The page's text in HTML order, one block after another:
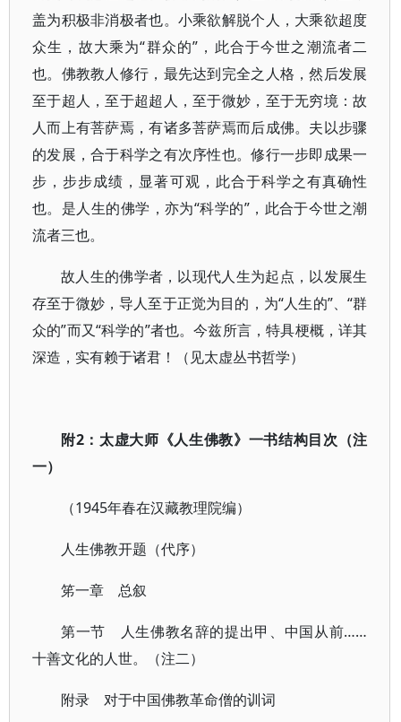
盖为积极非消极者也。小乘欲解脱个人，大乘欲超度
众生，故大乘为“群众的”，此合于今世之潮流者二
也。佛教教人修行，最先达到完全之人格，然后发展
至于超人，至于超超人，至于微妙，至于无穷境：故
人而上有菩萨焉，有诸多菩萨焉而后成佛。夫以步骤
的发展，合于科学之有次序性也。修行一步即成果一
步，步步成绩，显著可观，此合于科学之有真确性
也。是人生的佛学，亦为“科学的”，此合于今世之潮
流者三也。
故人生的佛学者，以现代人生为起点，以发展生
存至于微妙，导人至于正觉为目的，为“人生的”、“群
众的”而又“科学的”者也。今兹所言，特具梗概，详其
深造，实有赖于诸君！（见太虚丛书哲学）
附2：太虚大师《人生佛教》一书结构目次（注
一）
（1945年春在汉藏教理院编）
人生佛教开题（代序）
笫一章 总叙
第一节 人生佛教名辞的提出甲、中国从前……
十善文化的人世。（注二）
附录 对于中国佛教革命僧的训词